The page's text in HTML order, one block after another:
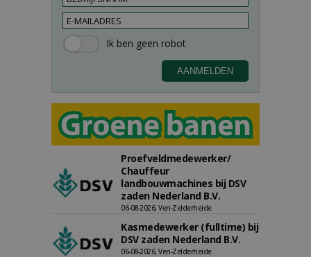
Proefveldmedewerker/
Chauffeur
landbouwmachines bij DSV
zaden Nederland B.V.
06-08-2026, Ven-Zelderheide
Kasmedewerker (fulltime) bij
DSV zaden Nederland B.V.
06-08-2026, Ven-Zelderheide